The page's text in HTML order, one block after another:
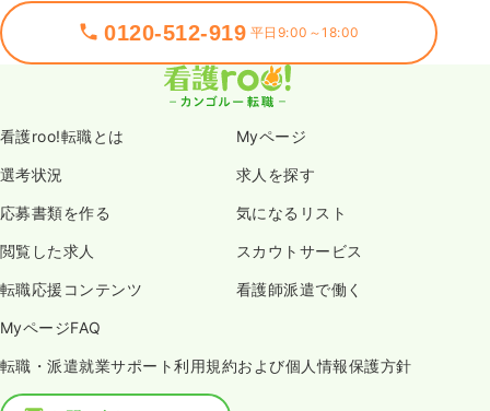
0120-512-919 平日9:00～18:00
看護roo!転職とは Myページ
選考状況 求人を探す
応募書類を作る 気になるリスト
閲覧した求人 スカウトサービス
転職応援コンテンツ 看護師派遣で働く
MyページFAQ
転職・派遣就業サポート利用規約および個人情報保護方針